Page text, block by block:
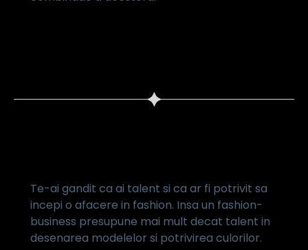
Te-ai gandit ca ai talent si ca ar fi potrivit sa
incepi o afacere in fashion. Insa un fashion-
business presupune mai mult decat talent in
desenarea modelelor si potrivirea culorilor.